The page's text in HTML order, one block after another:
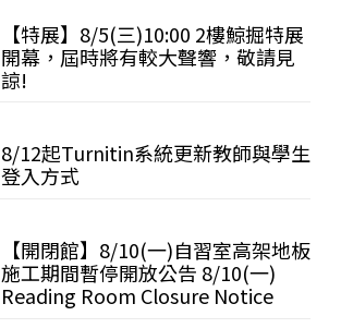
【特展】8/5(三)10:00 2樓鯨掘特展
開幕，屆時將有較大聲響，敬請見
諒!
8/12起Turnitin系統更新教師與學生
登入方式
【開閉館】8/10(一)自習室高架地板
施工期間暫停開放公告 8/10(一)
Reading Room Closure Notice